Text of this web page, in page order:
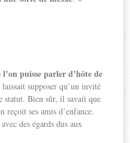
puisse parler d’hôte de
supposer qu’un invité
statut. Bien sûr, il savait que
reçoit ses amis d’enfance.
des égards dus aux